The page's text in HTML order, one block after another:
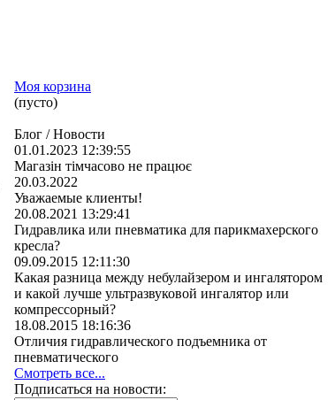
Моя корзина
(пусто)
Блог / Новости
01.01.2023 12:39:55
Магазін тімчасово не працює
20.03.2022
Уважаемые клиенты!
20.08.2021 13:29:41
Гидравлика или пневматика для парикмахерского
кресла?
09.09.2015 12:11:30
Какая разница между небулайзером и ингалятором
и какой лучше ультразвуковой ингалятор или
компрессорный?
18.08.2015 18:16:36
Отличия гидравлического подъемника от
пневматического
Смотреть все...
Подписаться на новости: